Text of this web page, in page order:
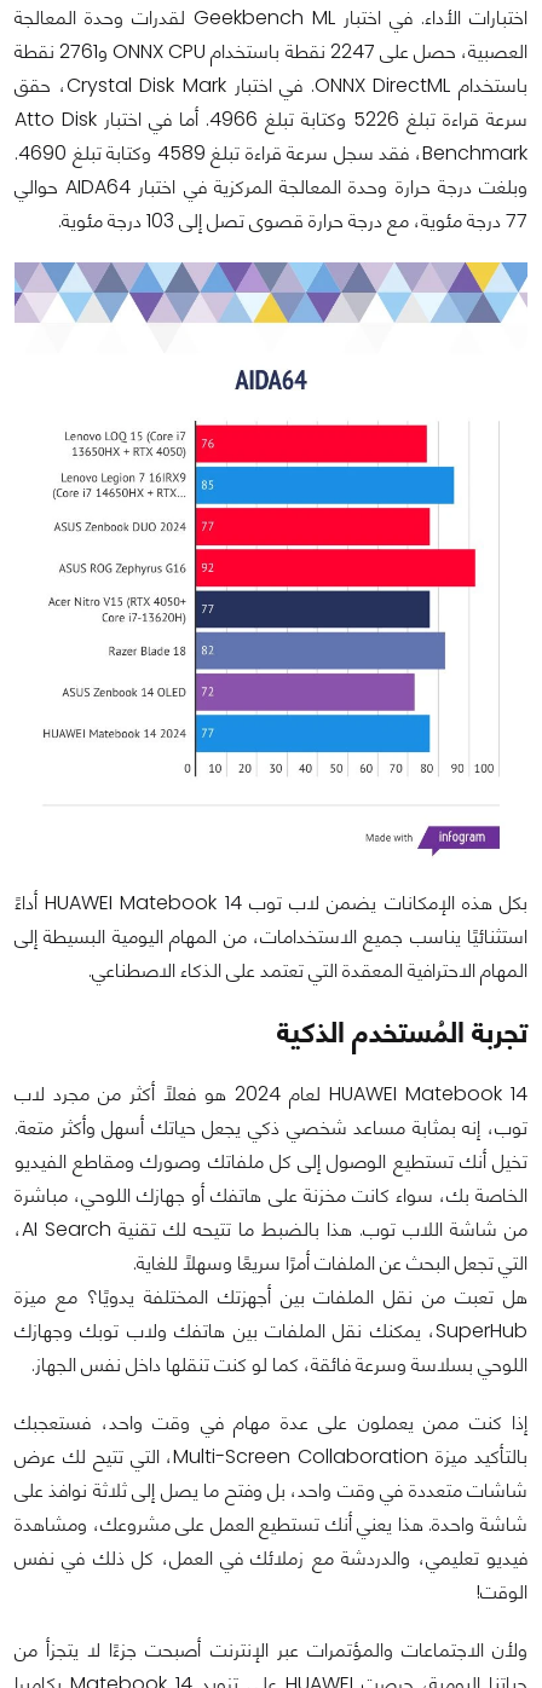
اختبارات الأداء. في اختبار Geekbench ML لقدرات وحدة المعالجة
العصبية، حصل على 2247 نقطة باستخدام ONNX CPU و2761 نقطة
باستخدام ONNX DirectML. في اختبار Crystal Disk Mark، حقق
سرعة قراءة تبلغ 5226 وكتابة تبلغ 4966. أما في اختبار Atto Disk
Benchmark، فقد سجل سرعة قراءة تبلغ 4589 وكتابة تبلغ 4690.
وبلغت درجة حرارة وحدة المعالجة المركزية في اختبار AIDA64 حوالي
77 درجة مئوية، مع درجة حرارة قصوى تصل إلى 103 درجة مئوية.
بكل هذه الإمكانات يضمن لاب توب HUAWEI Matebook 14 أداءً
استثنائيًا يناسب جميع الاستخدامات، من المهام اليومية البسيطة إلى
المهام الاحترافية المعقدة التي تعتمد على الذكاء الاصطناعي.
تجربة المُستخدم الذكية
HUAWEI Matebook 14 لعام 2024 هو فعلًا أكثر من مجرد لاب
توب، إنه بمثابة مساعد شخصي ذكي يجعل حياتك أسهل وأكثر متعة.
تخيل أنك تستطيع الوصول إلى كل ملفاتك وصورك ومقاطع الفيديو
الخاصة بك، سواء كانت مخزنة على هاتفك أو جهازك اللوحي، مباشرة
من شاشة اللاب توب. هذا بالضبط ما تتيحه لك تقنية AI Search،
التي تجعل البحث عن الملفات أمرًا سريعًا وسهلًا للغاية.
هل تعبت من نقل الملفات بين أجهزتك المختلفة يدويًا؟ مع ميزة
SuperHub، يمكنك نقل الملفات بين هاتفك ولاب توبك وجهازك
اللوحي بسلاسة وسرعة فائقة، كما لو كنت تنقلها داخل نفس الجهاز.
إذا كنت ممن يعملون على عدة مهام في وقت واحد، فستعجبك
بالتأكيد ميزة Multi-Screen Collaboration، التي تتيح لك عرض
شاشات متعددة في وقت واحد، بل وفتح ما يصل إلى ثلاثة نوافذ على
شاشة واحدة. هذا يعني أنك تستطيع العمل على مشروعك، ومشاهدة
فيديو تعليمي، والدردشة مع زملائك في العمل، كل ذلك في نفس
الوقت!
ولأن الاجتماعات والمؤتمرات عبر الإنترنت أصبحت جزءًا لا يتجزأ من